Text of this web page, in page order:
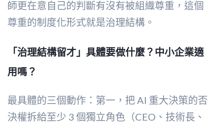
師更在意自己的判斷有沒有被組織尊重，這個
尊重的制度化形式就是治理結構。
「治理結構留才」具體要做什麼？中小企業適
用嗎？
最具體的三個動作：第一，把 AI 重大決策的否
決權拆給至少 3 個獨立角色（CEO、技術長、